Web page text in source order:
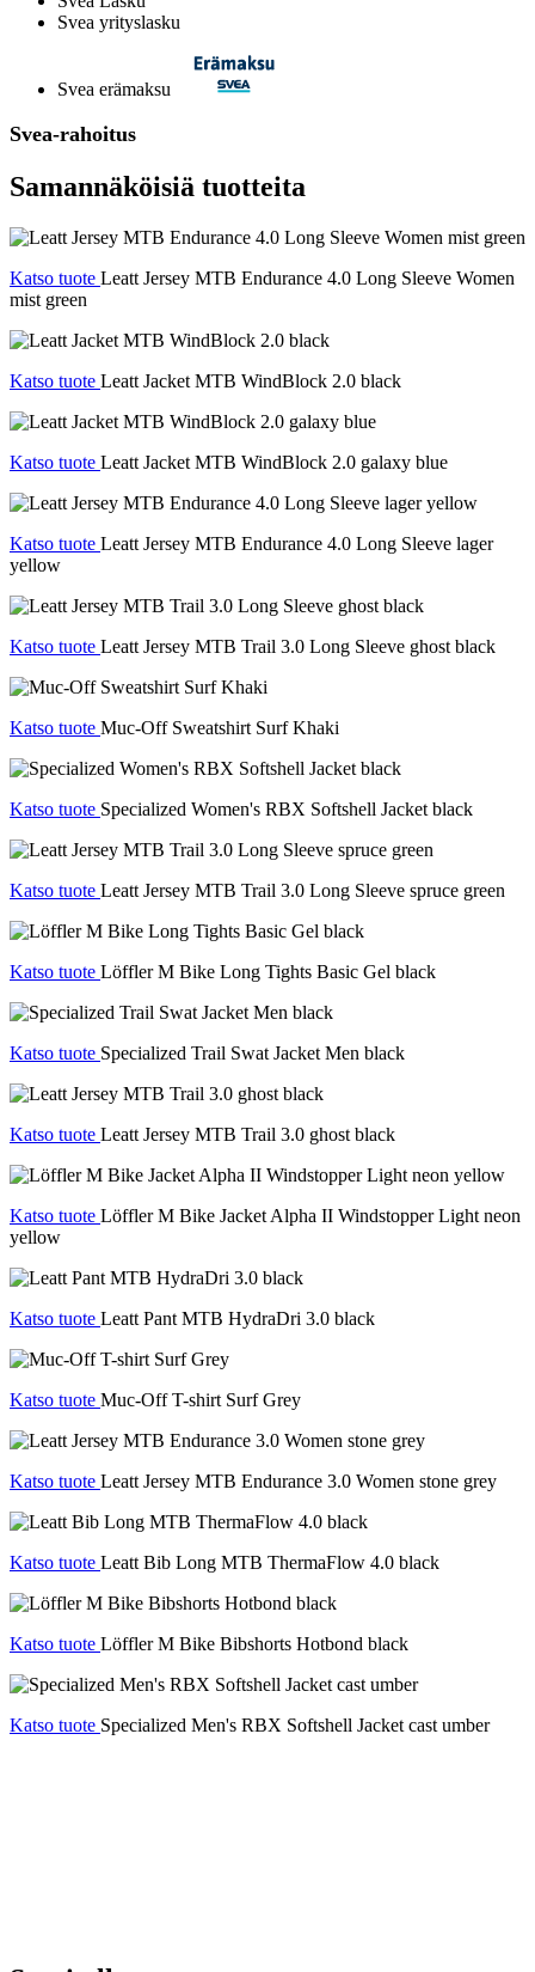
Svea yrityslasku
Svea erämaksu
Svea-rahoitus
Samannäköisiä tuotteita
Katso tuote Leatt Jersey MTB Endurance 4.0 Long Sleeve Women
mist green
Katso tuote Leatt Jacket MTB WindBlock 2.0 black
Katso tuote Leatt Jacket MTB WindBlock 2.0 galaxy blue
Katso tuote Leatt Jersey MTB Endurance 4.0 Long Sleeve lager
yellow
Katso tuote Leatt Jersey MTB Trail 3.0 Long Sleeve ghost black
Katso tuote Muc-Off Sweatshirt Surf Khaki
Katso tuote Specialized Women's RBX Softshell Jacket black
Katso tuote Leatt Jersey MTB Trail 3.0 Long Sleeve spruce green
Katso tuote Löffler M Bike Long Tights Basic Gel black
Katso tuote Specialized Trail Swat Jacket Men black
Katso tuote Leatt Jersey MTB Trail 3.0 ghost black
Katso tuote Löffler M Bike Jacket Alpha II Windstopper Light neon
yellow
Katso tuote Leatt Pant MTB HydraDri 3.0 black
Katso tuote Muc-Off T-shirt Surf Grey
Katso tuote Leatt Jersey MTB Endurance 3.0 Women stone grey
Katso tuote Leatt Bib Long MTB ThermaFlow 4.0 black
Katso tuote Löffler M Bike Bibshorts Hotbond black
Katso tuote Specialized Men's RBX Softshell Jacket cast umber